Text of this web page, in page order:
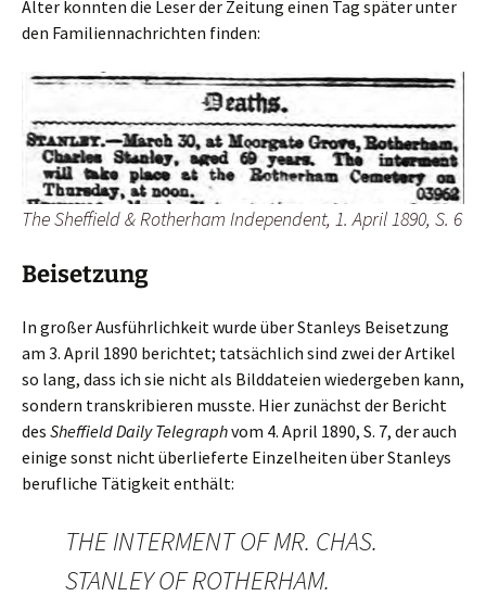
Alter konnten die Leser der Zeitung einen Tag später unter
den Familiennachrichten finden:
The Sheffield & Rotherham Independent, 1. April 1890, S. 6
Beisetzung
In großer Ausführlichkeit wurde über Stanleys Beisetzung
am 3. April 1890 berichtet; tatsächlich sind zwei der Artikel
so lang, dass ich sie nicht als Bilddateien wiedergeben kann,
sondern transkribieren musste. Hier zunächst der Bericht
des Sheffield Daily Telegraphvom 4. April 1890, S. 7, der auch
einige sonst nicht überlieferte Einzelheiten über Stanleys
berufliche Tätigkeit enthält:
THE INTERMENT OF MR. CHAS.
STANLEY OF ROTHERHAM.